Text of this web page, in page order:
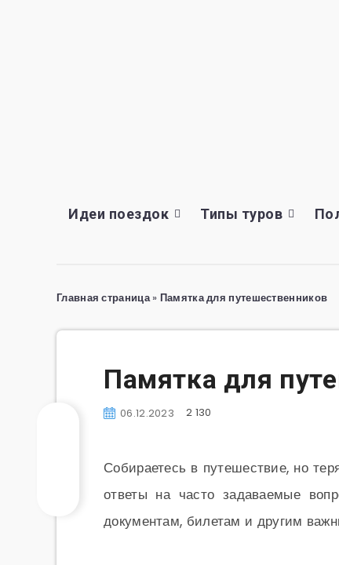
Идеи поездок Типы туров
Главная страница» Памятка для путешественников
Памятка для
06.12.2023 2 130
Собираетесь в путешествие, но
ответы на часто задаваемые
документам, билетам и другим